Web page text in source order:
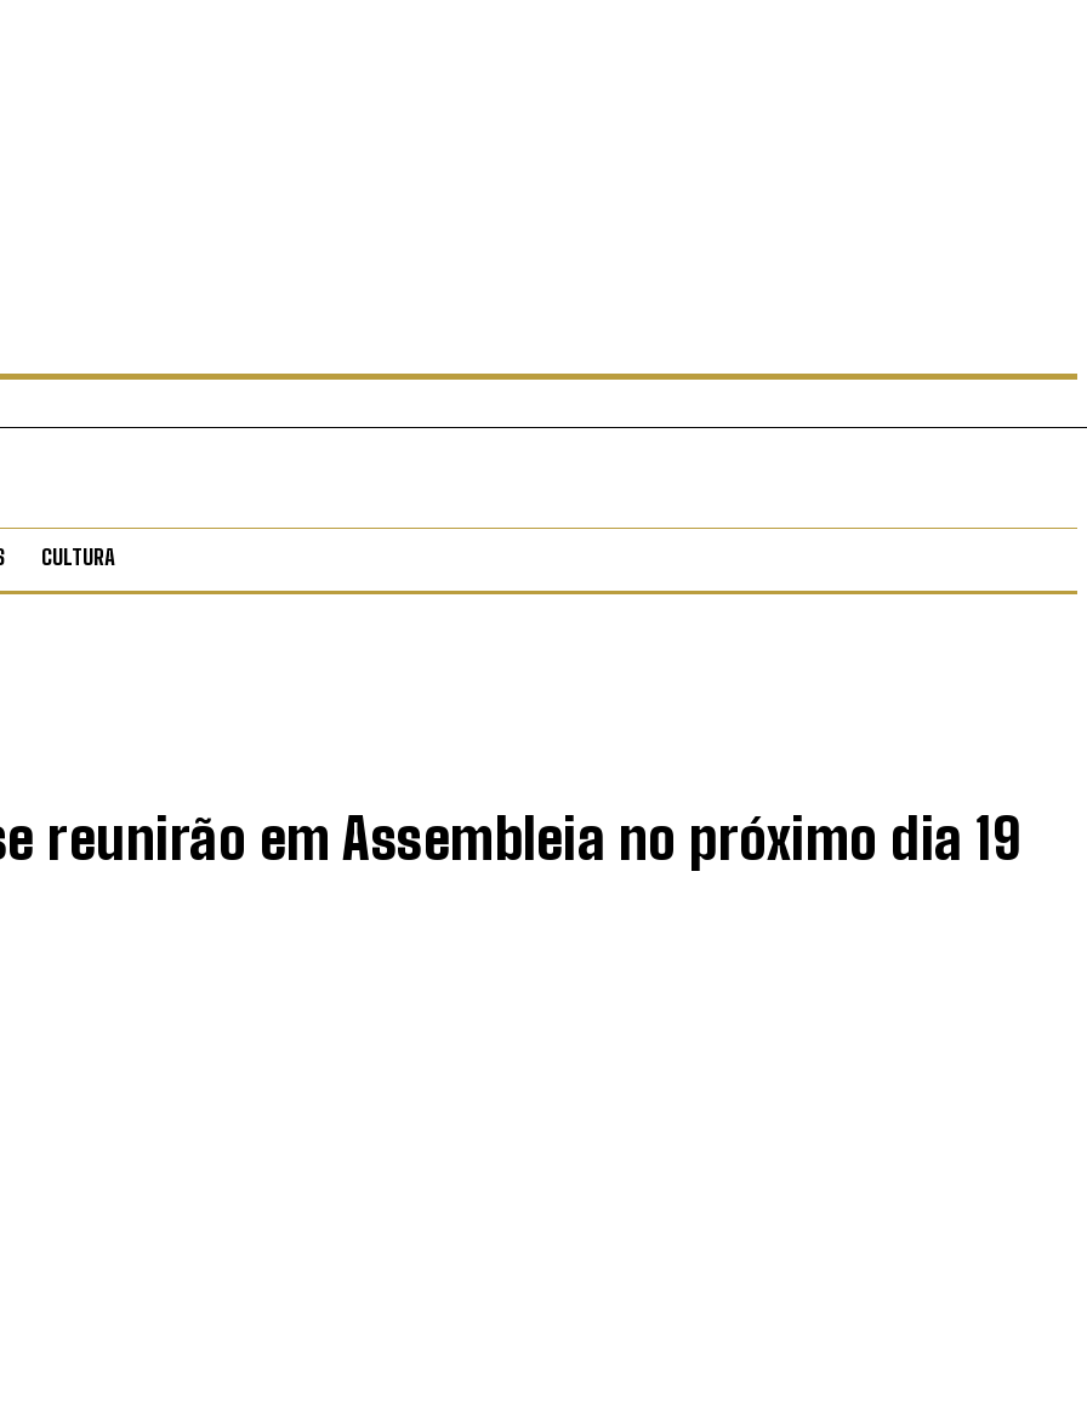
CULTURA
reunirão em Assembleia no próximo dia 19